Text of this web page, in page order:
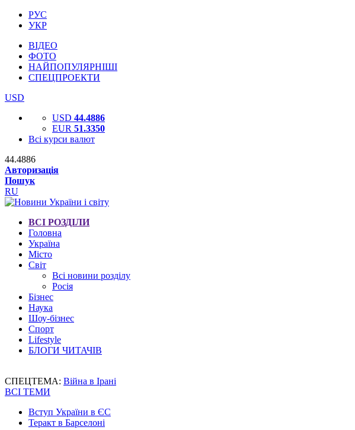
РУС
УКР
ВІДЕО
ФОТО
НАЙПОПУЛЯРНІШІ
СПЕЦПРОЕКТИ
USD
USD 44.4886
EUR 51.3350
Всі курси валют
44.4886
Авторизація
Пошук
RU
ВСІ РОЗДІЛИ
Головна
Україна
Місто
Світ
Всі новини розділу
Росія
Бізнес
Наука
Шоу-бізнес
Спорт
Lifestyle
БЛОГИ ЧИТАЧІВ
СПЕЦТЕМА: Війна в Ірані
ВСІ ТЕМИ
Вступ України в ЄС
Теракт в Барселоні